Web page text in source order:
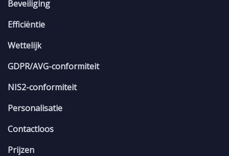
Beveiliging
Efficiëntie
Wettelijk
GDPR/AVG-conformiteit
NIS2-conformiteit
Personalisatie
Contactloos
Prijzen